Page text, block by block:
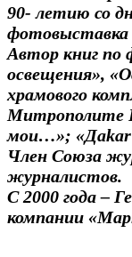
90- летию со
Автор книг по
освещения»,
храмового
Митрополите
мои…»; «Дakar
Член Союза
журналистов.
С 2000 года –
компании